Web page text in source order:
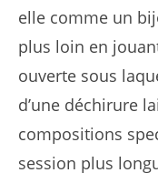
elle comme un
plus loin en
ouverte sous
d’une déchirure
compositions
session plus